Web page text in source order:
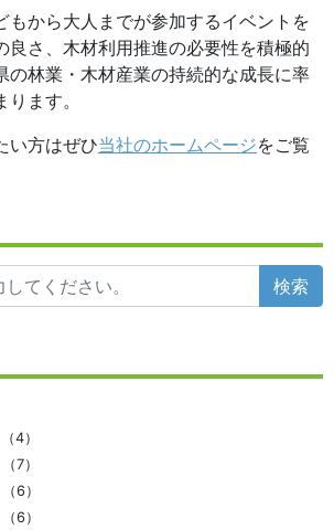
から大人までが参加するイベントを
良さ、木材利用推進の必要性を積極的
の林業・木材産業の持続的な成長に率
ます。
い方はぜひ当社のホームページをご覧
検索
（4）
（7）
（6）
（6）